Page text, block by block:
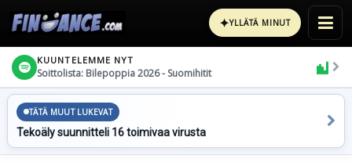
✦YLLÄTÄ MINUT
KUUNTELEMME NYT
Soittolista: Bilepoppia 2026 - Suomihitit
TÄTÄ MUUT LUKEVAT
Tekoäly suunnitteli 16 toimivaa virusta